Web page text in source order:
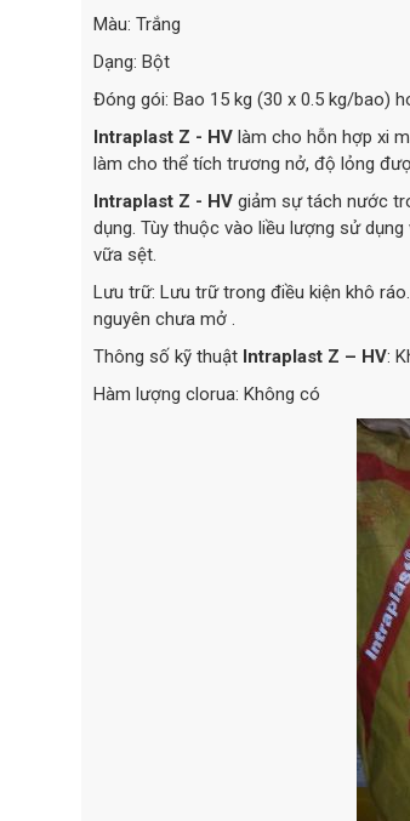
Màu: Trắng
Dạng: Bột
Đóng gói: Bao 15 kg (30 x 0.5 kg/bao)
Intraplast Z - HV làm cho hỗn hợp xi
làm cho thể tích trương nở, độ lỏng
Intraplast Z - HV giảm sự tách nước
dụng. Tùy thuộc vào liều lượng sử
vữa sệt.
Lưu trữ: Lưu trữ trong điều kiện khô
nguyên chưa mở .
Thông số kỹ thuật Intraplast Z – HV:
Hàm lượng clorua: Không có